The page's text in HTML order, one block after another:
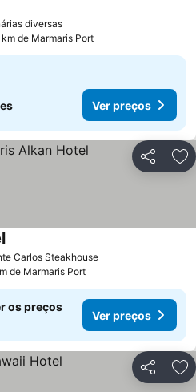
diversas
km de Marmaris Port
Ver preços
Partilhar
Carlos Steakhouse
de Marmaris Port
os preços
Ver preços
Partilhar